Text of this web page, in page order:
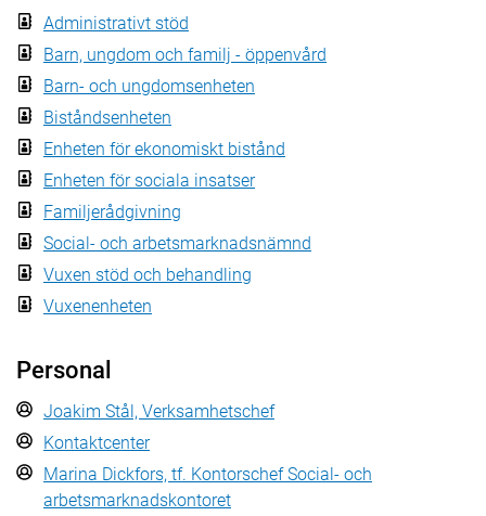
Administrativt stöd
Barn, ungdom och familj - öppenvård
Barn- och ungdomsenheten
Biståndsenheten
Enheten för ekonomiskt bistånd
Enheten för sociala insatser
Familjerådgivning
Social- och arbetsmarknadsnämnd
Vuxen stöd och behandling
Vuxenenheten
Personal
Joakim Stål, Verksamhetschef
Kontaktcenter
Marina Dickfors, tf. Kontorschef Social- och
arbetsmarknadskontoret